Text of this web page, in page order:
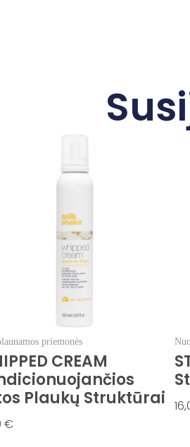
priemonės
CREAM
Plaukų Struktūrai
€